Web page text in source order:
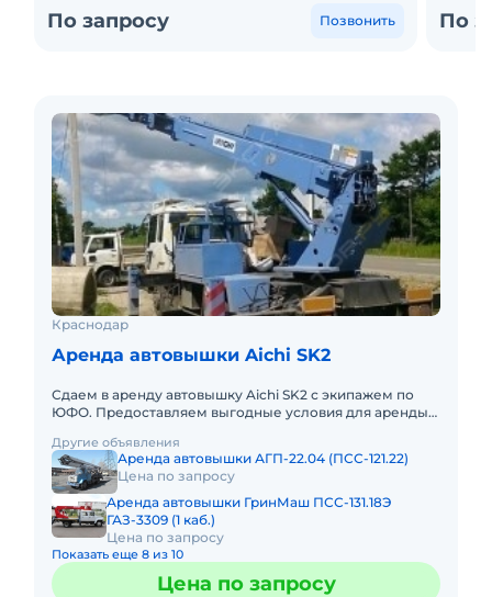
По запросу Позвонить По
Краснодар
Аренда автовышки Aichi SK2
Сдаем в аренду автовышку Aichi SK2 с экипажем по
ЮФО. Предоставляем выгодные условия для аренды
Кроме аренды спе
Другие объявления
Аренда автовышки АГП-22.04 (ПСС-121.22)
Цена по запросу
Аренда автовышки ГринМаш ПСС-131.18Э
ГАЗ-3309 (1 каб.)
Цена по запросу
Показать еще 8 из 10
Цена по запросу